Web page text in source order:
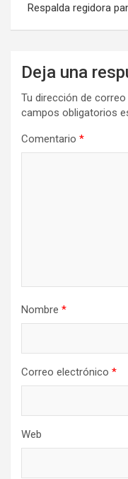
Respalda regidora
Deja una
Tu dirección de
campos obligatorios
Comentario *
Nombre *
Correo electrónico *
Web